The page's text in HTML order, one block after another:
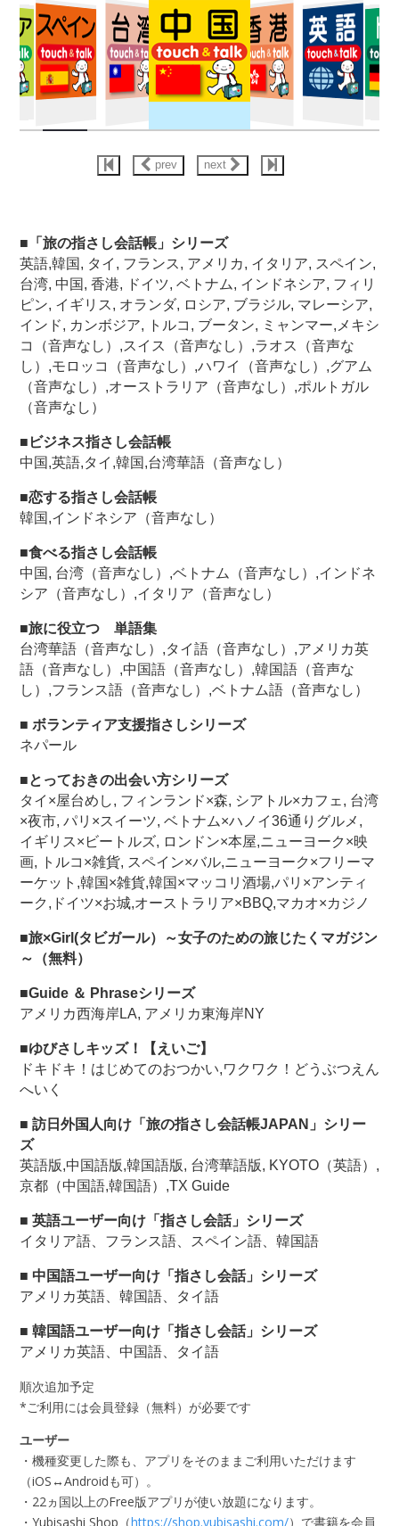
prev next
■「旅の指さし会話帳」シリーズ
英語,韓国, タイ, フランス, アメリカ, イタリア, スペイン,
台湾, 中国, 香港, ドイツ, ベトナム, インドネシア, フィリ
ピン, イギリス, オランダ, ロシア, ブラジル, マレーシア,
インド, カンボジア, トルコ, ブータン, ミャンマー,メキシ
コ（音声なし）,スイス（音声なし）,ラオス（音声な
し）,モロッコ（音声なし）,ハワイ（音声なし）,グアム
（音声なし）,オーストラリア（音声なし）,ポルトガル
（音声なし）
■ビジネス指さし会話帳
中国,英語,タイ,韓国,台湾華語（音声なし）
■恋する指さし会話帳
韓国,インドネシア（音声なし）
■食べる指さし会話帳
中国, 台湾（音声なし）,ベトナム（音声なし）,インドネ
シア（音声なし）,イタリア（音声なし）
■旅に役立つ 単語集
台湾華語（音声なし）,タイ語（音声なし）,アメリカ英
語（音声なし）,中国語（音声なし）,韓国語（音声な
し）,フランス語（音声なし）,ベトナム語（音声なし）
■ ボランティア支援指さしシリーズ
ネパール
■とっておきの出会い方シリーズ
タイ×屋台めし, フィンランド×森, シアトル×カフェ, 台湾
×夜市, パリ×スイーツ, ベトナム×ハノイ36通りグルメ,
イギリス×ビートルズ, ロンドン×本屋,ニューヨーク×映
画, トルコ×雑貨, スペイン×バル,ニューヨーク×フリーマ
ーケット,韓国×雑貨,韓国×マッコリ酒場,パリ×アンティ
ーク,ドイツ×お城,オーストラリア×BBQ,マカオ×カジノ
■旅×Girl(タビガール）～女子のための旅じたくマガジン
～（無料）
■Guide ＆ Phraseシリーズ
アメリカ西海岸LA, アメリカ東海岸NY
■ゆびさしキッズ！【えいご】
ドキドキ！はじめてのおつかい,ワクワク！どうぶつえん
へいく
■ 訪日外国人向け「旅の指さし会話帳JAPAN」シリー
ズ
英語版,中国語版,韓国語版, 台湾華語版, KYOTO（英語）,
京都（中国語,韓国語）,TX Guide
■ 英語ユーザー向け「指さし会話」シリーズ
イタリア語、フランス語、スペイン語、韓国語
■ 中国語ユーザー向け「指さし会話」シリーズ
アメリカ英語、韓国語、タイ語
■ 韓国語ユーザー向け「指さし会話」シリーズ
アメリカ英語、中国語、タイ語
順次追加予定
*ご利用には会員登録（無料）が必要です
ユーザー
・機種変更した際も、アプリをそのままご利用いただけます
（iOS↔Androidも可）。
・22ヵ国以上のFree版アプリが使い放題になります。
・Yubisashi Shop（https://shop.yubisashi.com/）で書籍を会員